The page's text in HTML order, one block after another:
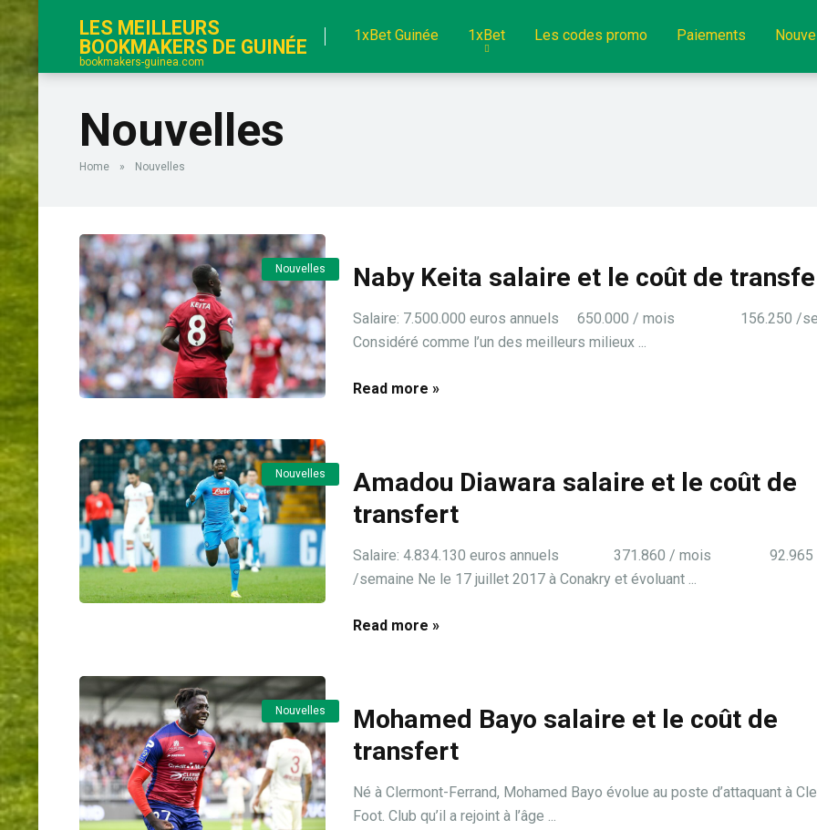
LES MEILLEURS
BOOKMAKERS DE GUINÉE
bookmakers-guinea.com
1xBet Guinée 1xBet Les codes promo Paiements
Nouvelles
Home » Nouvelles
Nouvelles Naby Keita salaire et le coût de
Salaire: 7.500.000 euros annuels 650.000 / mois 156.250 /
Considéré comme l’un des meilleurs milieux ...
Read more »
Nouvelles
Amadou Diawara salaire et le coût de
transfert
Salaire: 4.834.130 euros annuels 371.860 / mois 92.965
/semaine Ne le 17 juillet 2017 à Conakry et évoluant ...
Read more »
Nouvelles
Mohamed Bayo salaire et le coût de
transfert
Né à Clermont-Ferrand, Mohamed Bayo évolue au poste d’attaquant à
Foot. Club qu’il a rejoint à l’âge ...